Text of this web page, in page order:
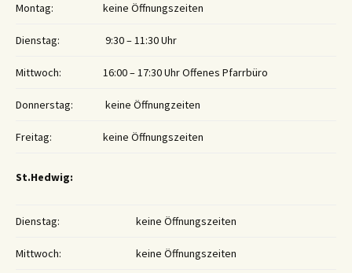
Montag: keine Öffnungszeiten
Dienstag: 9:30 – 11:30 Uhr
Mittwoch: 16:00 – 17:30 Uhr Offenes Pfarrbüro
Donnerstag: keine Öffnungzeiten
Freitag: keine Öffnungszeiten
St.Hedwig:
Dienstag: keine Öffnungszeiten
Mittwoch: keine Öffnungszeiten